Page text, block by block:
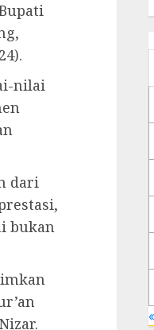
nilai
dari
bukan